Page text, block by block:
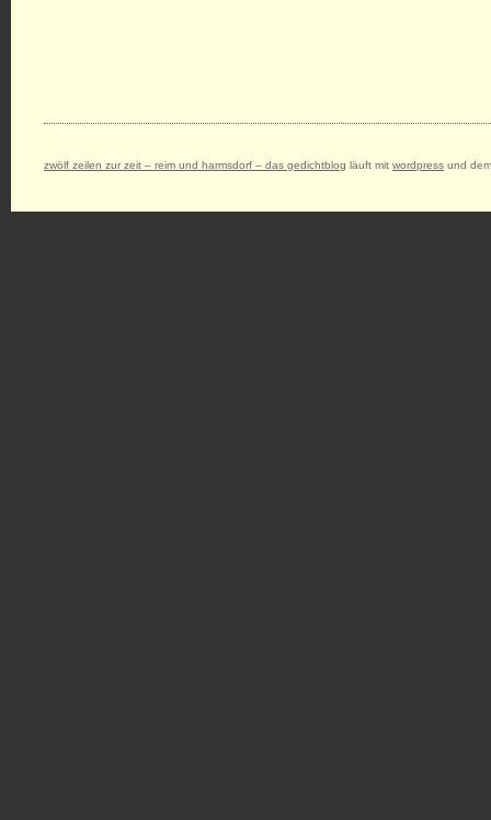
zwölf zeilen zur zeit – reim und harmsdorf – das gedichtblog läuft mit wordpress und